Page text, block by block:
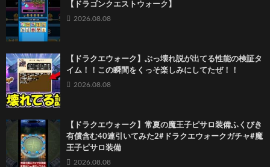
【ドラゴンクエストウォーク】
2026.08.08
【ドラクエウォーク】ぶっ壊れ説が出てる性能の検証タ
イム！！この瞬間をくっそ楽しみにしてたぜ！！
2026.08.08
【ドラクエウォーク】常夏の魔王子ピサロ装備ふくびき
有償含む40連引いてみた2#ドラクエウォークガチャ#魔
王子ピサロ装備
2026.08.08